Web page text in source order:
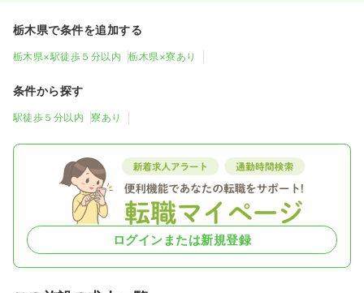
栃木県で条件を追加する
栃木県×駅徒歩５分以内 栃木県×寮あり
条件から探す
駅徒歩５分以内 寮あり
ログインまたは新規登録